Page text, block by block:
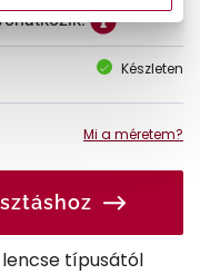
Készleten
Mi a méretem?
típusától